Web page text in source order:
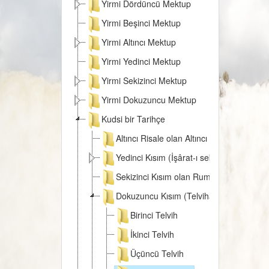
Yirmi Dördüncü Mektup
Yirmi Beşinci Mektup
Yirmi Altıncı Mektup
Yirmi Yedinci Mektup
Yirmi Sekizinci Mektup
Yirmi Dokuzuncu Mektup
Kudsi bir Tarihçe
Altıncı Risale olan Altıncı Kısmın Zeyli
Yedinci Kısım (İşârat-ı seba)
Sekizinci Kısım olan Rumuzat-ı
Dokuzuncu Kısım (Telvihat-ı Tis'a)
Birinci Telvih
İkinci Telvih
Üçüncü Telvih